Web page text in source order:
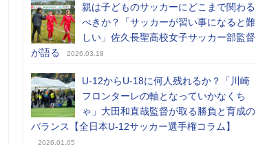
親は子どものサッカーにどこまで関わる
べきか？「サッカーが習い事になると難
しい」佐久長聖高校女子サッカー部監督
が語る
2026.03.18
U-12からU-18に何人残れるか？「川崎
フロンターレの軸となっていかなくち
ゃ」大田和直哉監督が取る勝負と育成の
バランス【全日本U-12サッカー選手権コラム】
2026.01.05